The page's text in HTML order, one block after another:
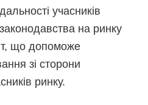
учасників
на ринку
що допоможе
зі сторони
ринку.